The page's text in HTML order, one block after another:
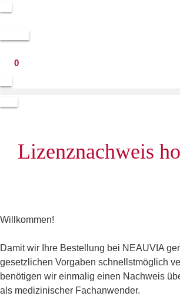
0
Lizenznachweis
Willkommen!
Damit wir Ihre Bestellung bei NEAUVIA
gesetzlichen Vorgaben schnellstmöglich
benötigen wir einmalig einen Nachweis
als medizinischer Fachanwender.